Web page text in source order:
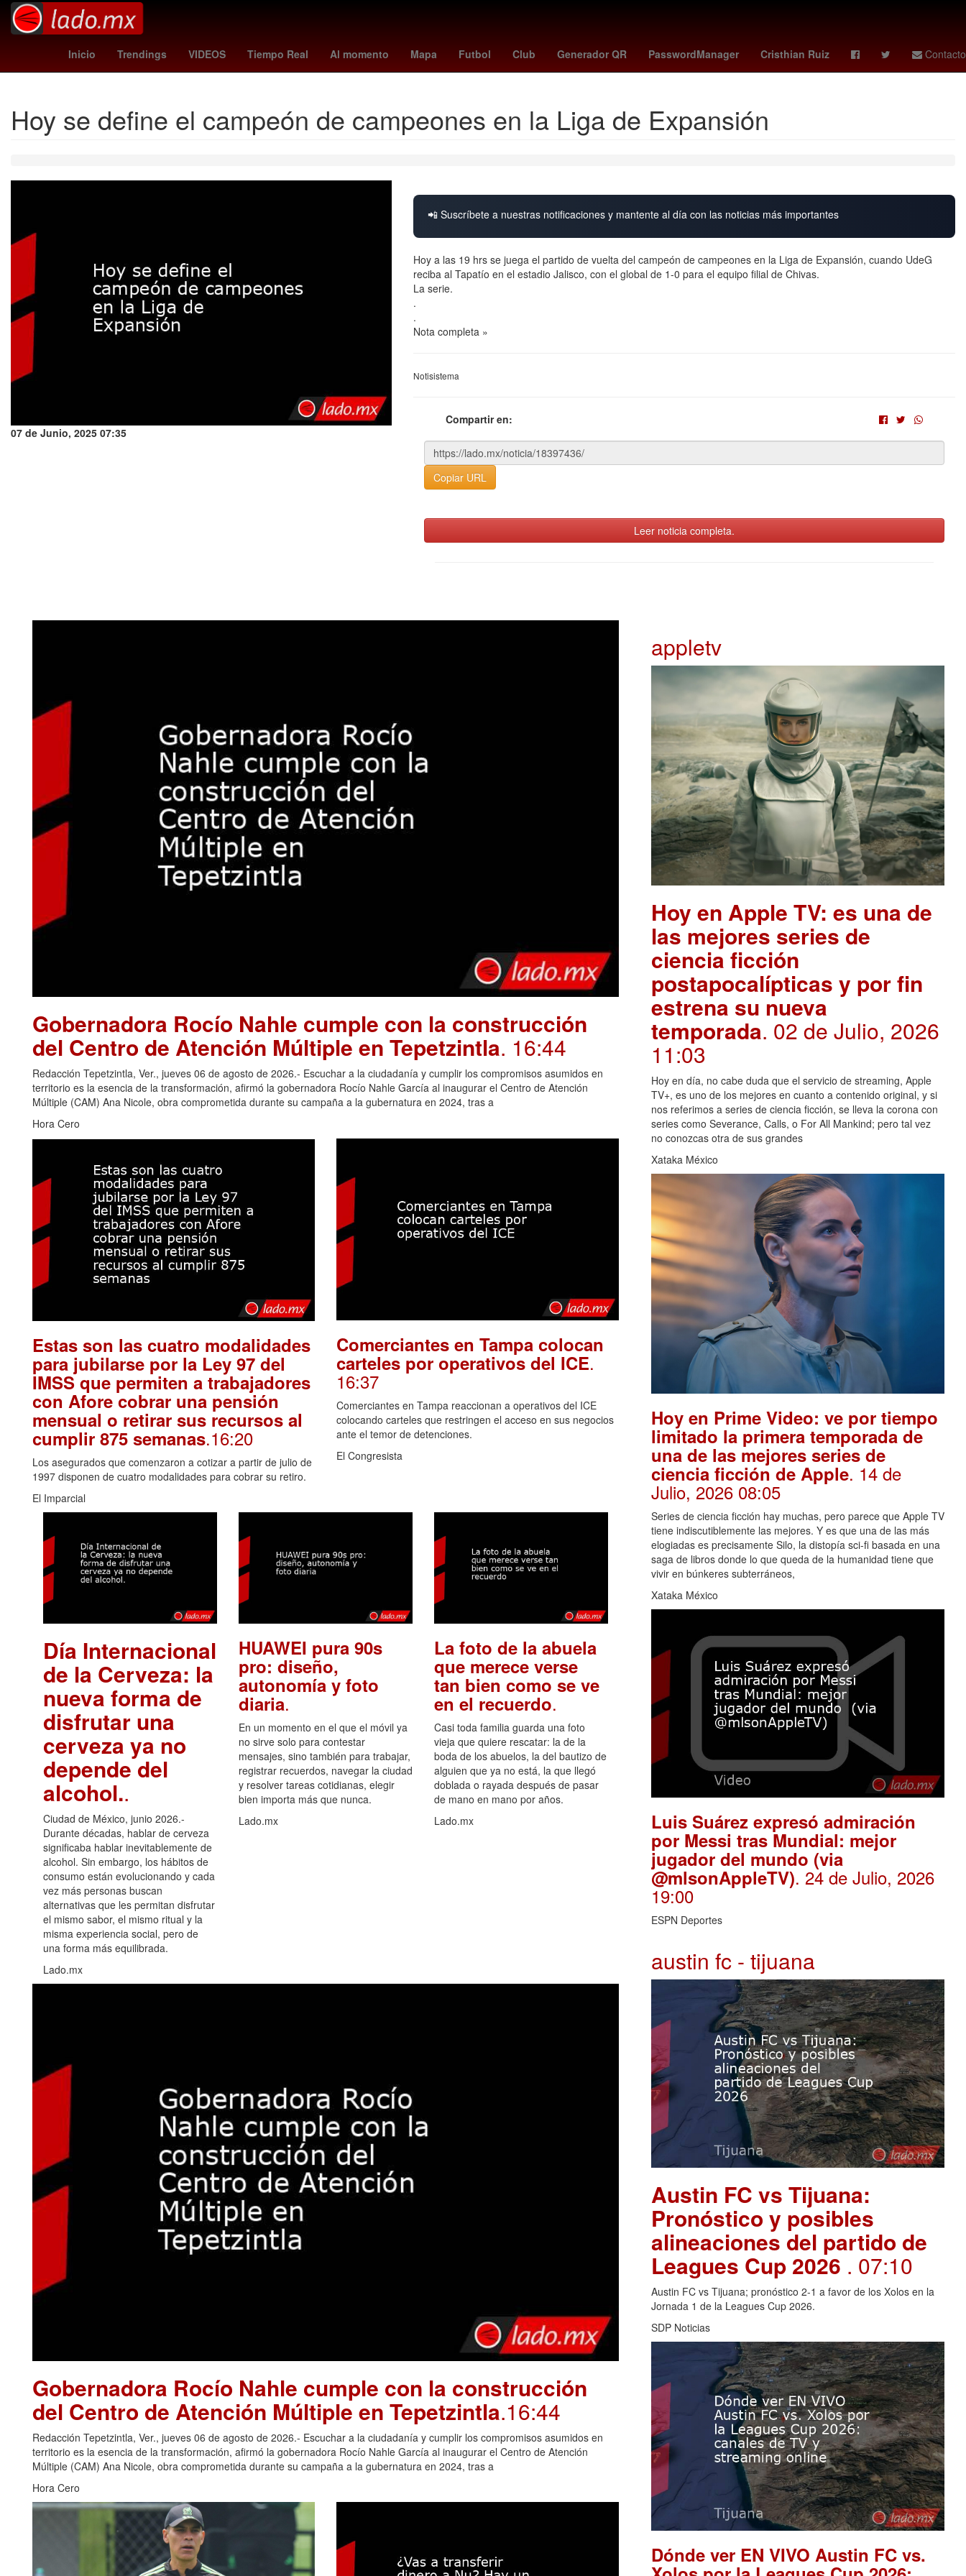
Inicio Trendings VIDEOS Tiempo Real Al momento Mapa Futbol Club Generador QR PasswordManager Cristhian Ruiz Contacto
Atlixco Temporada Argentina Agresión liga mx posiciones Miguel Hidalgo scott eastwood boston vs yankees rodolfo cota méxico vs colombia femenil
Hoy se define el campeón de campeones en la Liga de Expansión
07 de Junio, 2025 07:35
📲 Suscríbete a nuestras notificaciones y mantente al día con las noticias más importantes
Hoy a las 19 hrs se juega el partido de vuelta del campeón de campeones en la Liga de Expansión, cuando UdeG
reciba al Tapatío en el estadio Jalisco, con el global de 1-0 para el equipo filial de Chivas.
La serie.
.
.
Nota completa »
Notisistema
Compartir en:
Copiar URL
Leer noticia completa.
Gobernadora Rocío Nahle cumple con la construcción
del Centro de Atención Múltiple en Tepetzintla. 16:44
Redacción Tepetzintla, Ver., jueves 06 de agosto de 2026.- Escuchar a la ciudadanía y cumplir los compromisos asumidos en
territorio es la esencia de la transformación, afirmó la gobernadora Rocío Nahle García al inaugurar el Centro de Atención
Múltiple (CAM) Ana Nicole, obra comprometida durante su campaña a la gubernatura en 2024, tras a
Hora Cero
Estas son las cuatro modalidades
para jubilarse por la Ley 97 del
IMSS que permiten a trabajadores
con Afore cobrar una pensión
mensual o retirar sus recursos al
cumplir 875 semanas.16:20
Los asegurados que comenzaron a cotizar a partir de julio de
1997 disponen de cuatro modalidades para cobrar su retiro.
El Imparcial
Comerciantes en Tampa colocan
carteles por operativos del ICE.
16:37
Comerciantes en Tampa reaccionan a operativos del ICE
colocando carteles que restringen el acceso en sus negocios
ante el temor de detenciones.
El Congresista
Día Internacional
de la Cerveza: la
nueva forma de
disfrutar una
cerveza ya no
depende del
alcohol..
Ciudad de México, junio 2026.-
Durante décadas, hablar de cerveza
significaba hablar inevitablemente de
alcohol. Sin embargo, los hábitos de
consumo están evolucionando y cada
vez más personas buscan
alternativas que les permitan disfrutar
el mismo sabor, el mismo ritual y la
misma experiencia social, pero de
una forma más equilibrada.
Lado.mx
HUAWEI pura 90s
pro: diseño,
autonomía y foto
diaria.
En un momento en el que el móvil ya
no sirve solo para contestar
mensajes, sino también para trabajar,
registrar recuerdos, navegar la ciudad
y resolver tareas cotidianas, elegir
bien importa más que nunca.
Lado.mx
La foto de la abuela
que merece verse
tan bien como se ve
en el recuerdo.
Casi toda familia guarda una foto
vieja que quiere rescatar: la de la
boda de los abuelos, la del bautizo de
alguien que ya no está, la que llegó
doblada o rayada después de pasar
de mano en mano por años.
Lado.mx
Gobernadora Rocío Nahle cumple con la construcción
del Centro de Atención Múltiple en Tepetzintla.16:44
Redacción Tepetzintla, Ver., jueves 06 de agosto de 2026.- Escuchar a la ciudadanía y cumplir los compromisos asumidos en
territorio es la esencia de la transformación, afirmó la gobernadora Rocío Nahle García al inaugurar el Centro de Atención
Múltiple (CAM) Ana Nicole, obra comprometida durante su campaña a la gubernatura en 2024, tras a
Hora Cero
appletv
Hoy en Apple TV: es una de
las mejores series de
ciencia ficción
postapocalípticas y por fin
estrena su nueva
temporada. 02 de Julio, 2026
11:03
Hoy en día, no cabe duda que el servicio de streaming, Apple
TV+, es uno de los mejores en cuanto a contenido original, y si
nos referimos a series de ciencia ficción, se lleva la corona con
series como Severance, Calls, o For All Mankind; pero tal vez
no conozcas otra de sus grandes
Xataka México
Hoy en Prime Video: ve por tiempo
limitado la primera temporada de
una de las mejores series de
ciencia ficción de Apple. 14 de
Julio, 2026 08:05
Series de ciencia ficción hay muchas, pero parece que Apple TV
tiene indiscutiblemente las mejores. Y es que una de las más
elogiadas es precisamente Silo, la distopía sci-fi basada en una
saga de libros donde lo que queda de la humanidad tiene que
vivir en búnkeres subterráneos,
Xataka México
Luis Suárez expresó admiración
por Messi tras Mundial: mejor
jugador del mundo (via
@mlsonAppleTV). 24 de Julio, 2026
19:00
ESPN Deportes
austin fc - tijuana
Austin FC vs Tijuana:
Pronóstico y posibles
alineaciones del partido de
Leagues Cup 2026 . 07:10
Austin FC vs Tijuana; pronóstico 2-1 a favor de los Xolos en la
Jornada 1 de la Leagues Cup 2026.
SDP Noticias
Dónde ver EN VIVO Austin FC vs.